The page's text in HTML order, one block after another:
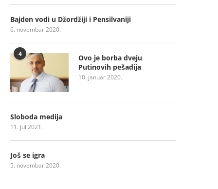
Bajden vodi u Džordžiji i Pensilvaniji
6. novembar 2020.
4
Ovo je borba dveju
Putinovih pešadija
10. januar 2020.
Sloboda medija
11. jul 2021.
Još se igra
5. novembar 2020.